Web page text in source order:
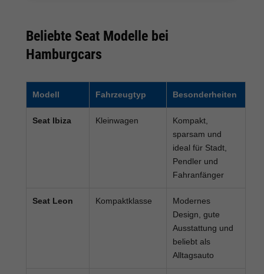
Beliebte Seat Modelle bei
Hamburgcars
Modell Fahrzeugtyp Besonderheiten
Seat Ibiza Kleinwagen
Kompakt,
sparsam und
ideal für Stadt,
Pendler und
Fahranfänger
Seat Leon Kompaktklasse
Modernes
Design, gute
Ausstattung und
beliebt als
Alltagsauto